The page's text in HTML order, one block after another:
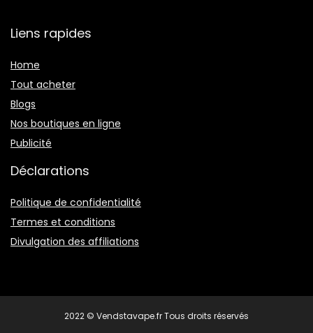
Liens rapides
Home
Tout acheter
Blogs
Nos boutiques en ligne
Publicité
Déclarations
Politique de confidentialité
Termes et conditions
Divulgation des affiliations
2022 © Vendstavape.fr Tous droits réservés